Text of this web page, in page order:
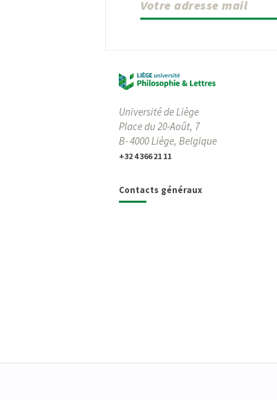
Université de Liège
Place du 20-Août, 7
B- 4000 Liège, Belgique
+32 4 366 21 11
Contacts généraux